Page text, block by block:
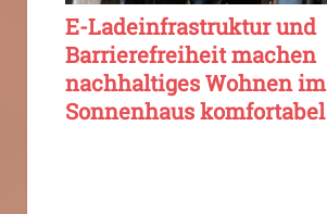
E-Ladeinfrastruktur und
Barrierefreiheit machen
nachhaltiges Wohnen im
Sonnenhaus komfortabel